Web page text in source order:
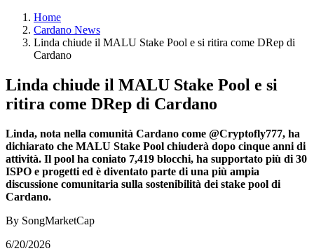
Home
Cardano News
Linda chiude il MALU Stake Pool e si ritira come DRep di
Cardano
Linda chiude il MALU Stake Pool e si
ritira come DRep di Cardano
Linda, nota nella comunità Cardano come @Cryptofly777, ha
dichiarato che MALU Stake Pool chiuderà dopo cinque anni di
attività. Il pool ha coniato 7,419 blocchi, ha supportato più di 30
ISPO e progetti ed è diventato parte di una più ampia
discussione comunitaria sulla sostenibilità dei stake pool di
Cardano.
By SongMarketCap
6/20/2026